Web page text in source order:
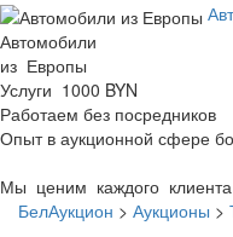
Автомобили
из Европы
Услуги 1000 BYN
Работаем без посредников
Опыт в аукционной сфере
Мы ценим каждого клиента
БелАукцион > Аукционы >